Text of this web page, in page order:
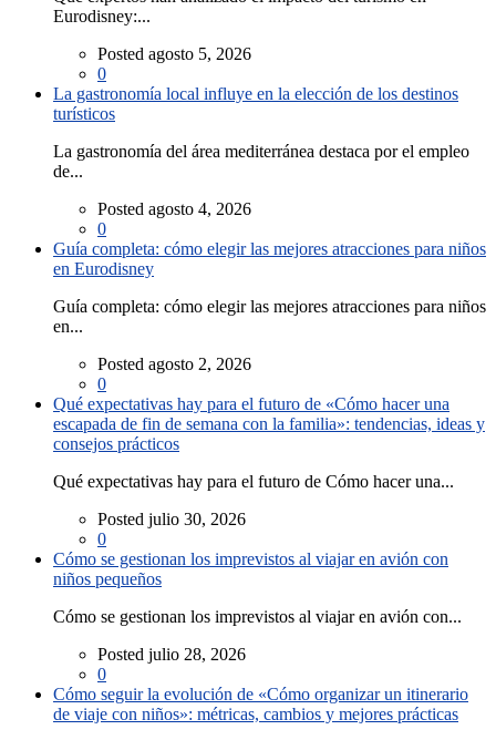
Eurodisney:...
Posted agosto 5, 2026
0
La gastronomía local influye en la elección de los destinos
turísticos
La gastronomía del área mediterránea destaca por el empleo
de...
Posted agosto 4, 2026
0
Guía completa: cómo elegir las mejores atracciones para niños
en Eurodisney
Guía completa: cómo elegir las mejores atracciones para niños
en...
Posted agosto 2, 2026
0
Qué expectativas hay para el futuro de «Cómo hacer una
escapada de fin de semana con la familia»: tendencias, ideas y
consejos prácticos
Qué expectativas hay para el futuro de Cómo hacer una...
Posted julio 30, 2026
0
Cómo se gestionan los imprevistos al viajar en avión con
niños pequeños
Cómo se gestionan los imprevistos al viajar en avión con...
Posted julio 28, 2026
0
Cómo seguir la evolución de «Cómo organizar un itinerario
de viaje con niños»: métricas, cambios y mejores prácticas